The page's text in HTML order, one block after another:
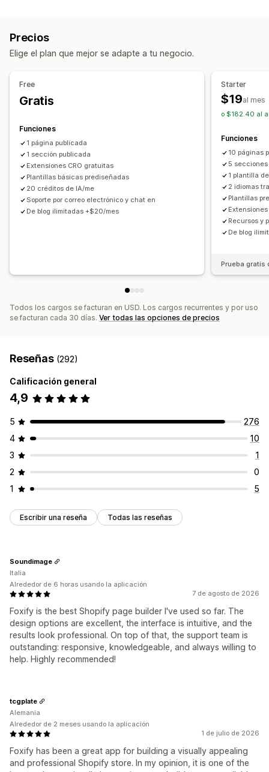
Páginas de contacto
Páginas del carrito Vista rápida
Pies de página
Páginas de empleo
Páginas de link en la bío
Gestión de páginas
Herramienta de edición
Elementos
Importar y exportar
Páginas de borradores Versiones de la página
Informes y estadísticas Prueba Seguimiento
Precios
Elige el plan que mejor se adapte a tu negocio.
Free
Gratis
Funciones
1 página publicada
1 sección publicada
Extensiones CRO gratuitas
Plantillas básicas prediseñadas
20 créditos de IA/me
Soporte por correo electrónico y chat en
De blog ilimitadas +$20/mes
Starter
$19al mes
o $182.40 al
Funciones
10 páginas
5
1 plantilla
2 idiomas
Plantillas
Extensiones
Recursos y
De blog
Prueba gratis
Todos los cargos se facturan en USD. Los cargos recurrentes y por uso
se facturan cada 30 días. Ver todas las opciones de precios
Reseñas (292)
Calificación general
4,9
5
276
4
10
3
1
2
0
1
5
Escribir una reseña Todas las reseñas
7 de agosto de 2026
Foxify is the best Shopify page builder I've used so far. The
design options are excellent, the interface is intuitive, and the
results look professional. On top of that, the support team is
outstanding: responsive, knowledgeable, and always willing to
help. Highly recommended!
Soundimage
Italia
Alrededor de 6 horas usando la aplicación
1 de julio de 2026
Foxify has been a great app for building a visually appealing
and professional Shopify store. In my opinion, it is one of the
tcgplate
Alemania
Alrededor de 2 meses usando la aplicación